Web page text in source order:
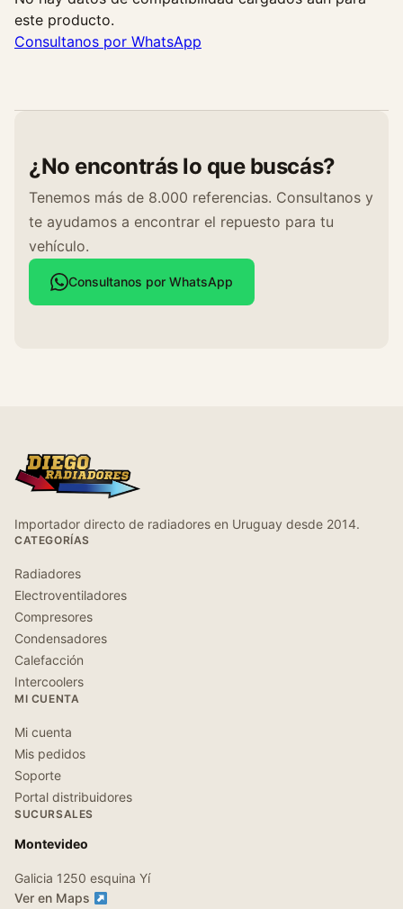
este producto.
Consultanos por WhatsApp
¿No encontrás lo que buscás?
Tenemos más de 8.000 referencias. Consultanos y
te ayudamos a encontrar el repuesto para tu
vehículo.
Consultanos por WhatsApp
Importador directo de radiadores en Uruguay desde 2014.
CATEGORÍAS
Radiadores
Electroventiladores
Compresores
Condensadores
Calefacción
Intercoolers
MI CUENTA
Mi cuenta
Mis pedidos
Soporte
Portal distribuidores
SUCURSALES
Montevideo
Galicia 1250 esquina Yí
Ver en Maps